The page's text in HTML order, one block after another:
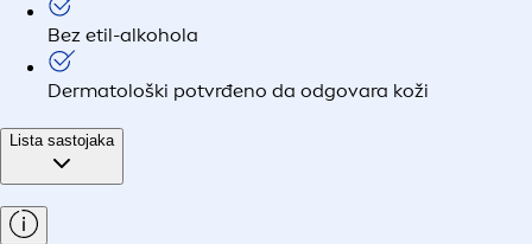
Bez etil-alkohola
Dermatološki potvrđeno da odgovara koži
Lista sastojaka